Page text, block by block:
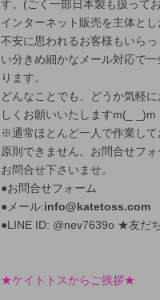
す。(ごく一部日本製も扱って
インターネット販売を主体とし
不安に思われるお客様もいらっ
い分きめ細かなメール対応で
ります。
どんなことでも、どうか気軽
しくお願いいたしますm(_ _)m
※通常ほとんど一人で作業して
原則できません。お問合せフ
お問合せ下さいませ。
●お問合せフォーム
●メール:info@katetoss.com
●LINE ID: @nev7639o ★友だ
★ケイトトスからご挨拶★